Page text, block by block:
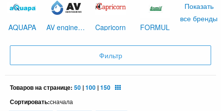
AQUAPA AV engineering Capricorn FORMUL
Показать
все бренды
Фильтр
Товаров на странице: 50 |100 |150
Сортировать:сначала